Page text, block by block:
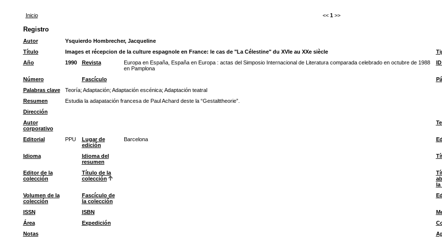
Inicio << 1 >>
Registro
Autor
Ysquierdo Hombrecher, Jacqueline
Título
Images et récepcion de la culture espagnole en France: le cas de "La Célestine" du XVIe au XXe siècle
Año
1990 Revista
Europa en España, España en Europa : actas del Simposio Internacional de Literatura comparada celebrado en octubre de 1988
en Pamplona
Número Fascículo
Palabras clave
Teoría; Adaptación; Adaptación escénica; Adaptación teatral
Resumen
Estudia la adapatación francesa de Paul Achard deste la “Gestalttheorie”.
Dirección
Autor
corporativo
Editorial PPU
Lugar de
edición
Barcelona
Idioma
Idioma del
resumen
Editor de la
colección
Título de la
colección
la
Volumen de la
colección
Fascículo de
la colección
ISSN ISBN
Área
Expedición
Notas